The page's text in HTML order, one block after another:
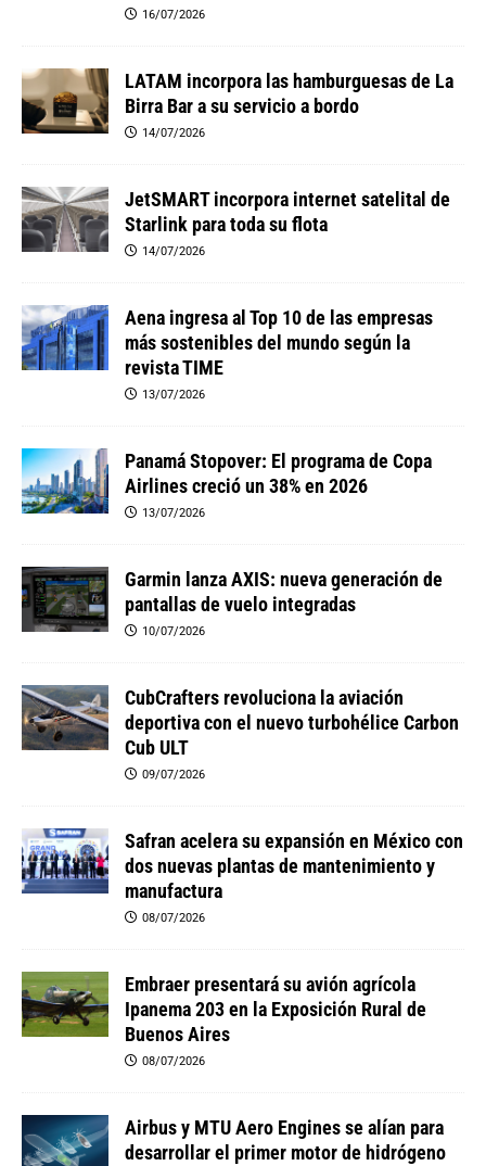
16/07/2026
LATAM incorpora las hamburguesas de La
Birra Bar a su servicio a bordo
14/07/2026
JetSMART incorpora internet satelital de
Starlink para toda su flota
14/07/2026
Aena ingresa al Top 10 de las empresas
más sostenibles del mundo según la
revista TIME
13/07/2026
Panamá Stopover: El programa de Copa
Airlines creció un 38% en 2026
13/07/2026
Garmin lanza AXIS: nueva generación de
pantallas de vuelo integradas
10/07/2026
CubCrafters revoluciona la aviación
deportiva con el nuevo turbohélice Carbon
Cub ULT
09/07/2026
Safran acelera su expansión en México con
dos nuevas plantas de mantenimiento y
manufactura
08/07/2026
Embraer presentará su avión agrícola
Ipanema 203 en la Exposición Rural de
Buenos Aires
08/07/2026
Airbus y MTU Aero Engines se alían para
desarrollar el primer motor de hidrógeno